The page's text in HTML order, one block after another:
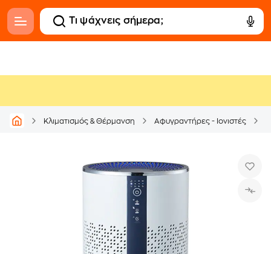
Κλιματισμός & Θέρμανση Αφυγραντήρες - Ιονιστές